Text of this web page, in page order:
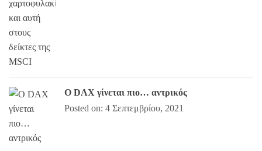
Ο DAX γίνεται πιο… αντρικός
Posted on: 4 Σεπτεμβρίου, 2021